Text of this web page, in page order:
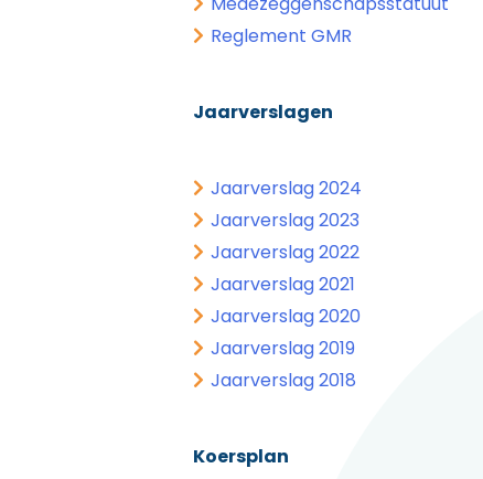
Reglement GMR
Jaarverslagen
Jaarverslag 2024
Jaarverslag 2023
Jaarverslag 2022
Jaarverslag 2021
Jaarverslag 2020
Jaarverslag 2019
Jaarverslag 2018
Koersplan